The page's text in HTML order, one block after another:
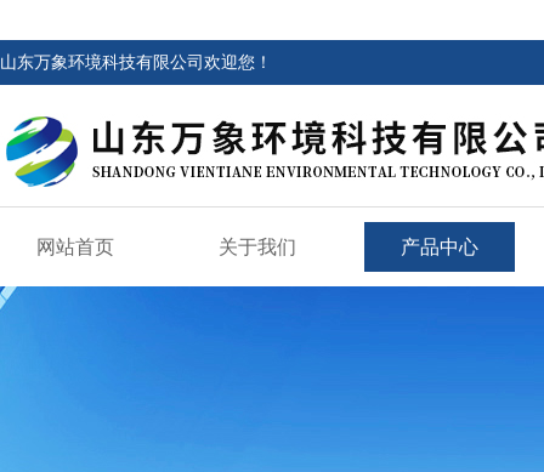
山东万象环境科技有限公司欢迎您！
网站首页 关于我们 产品中心